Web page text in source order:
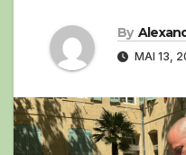
By
MAI 13,